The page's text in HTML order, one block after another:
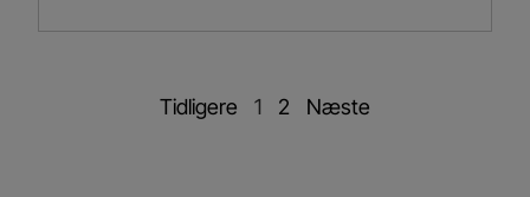
Tidligere 1 2 Næste